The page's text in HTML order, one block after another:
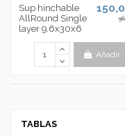
Sup hinchable
AllRound Single
layer 9,6x30x6
Añadir
TABLAS